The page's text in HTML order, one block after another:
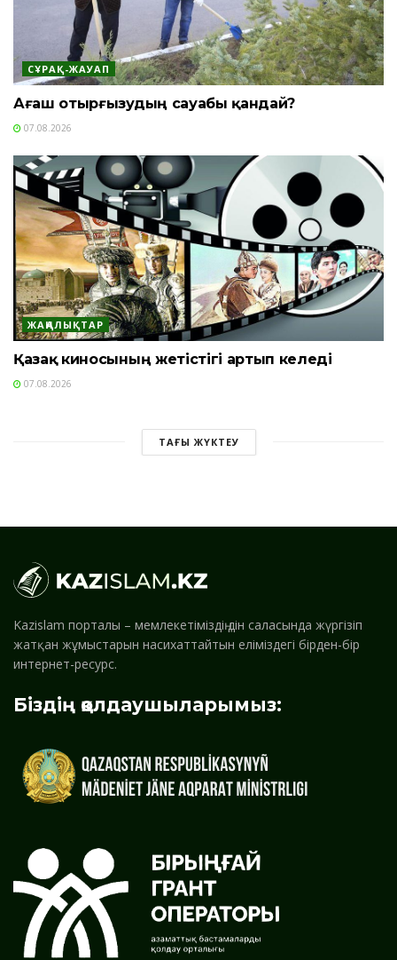
СҰРАҚ-ЖАУАП
Ағаш отырғызудың сауабы қандай?
07.08.2026
ЖАҢАЛЫҚТАР
Қазақ киносының жетістігі артып келеді
07.08.2026
ТАҒЫ ЖҮКТЕУ
Kazislam порталы – мемлекетіміздің дін саласында жүргізіп
жатқан жұмыстарын насихаттайтын еліміздегі бірден-бір
интернет-ресурс.
Біздің қолдаушыларымыз: